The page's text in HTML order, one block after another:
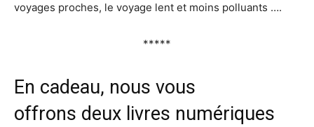
voyages proches, le voyage lent et moins polluants ….
*****
En cadeau, nous vous
offrons deux livres numériques